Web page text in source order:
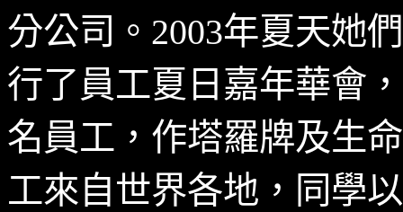
分公司。2003年夏天她
行了員工夏日嘉年華會
名員工，作塔羅牌及生
工來自世界各地，同學